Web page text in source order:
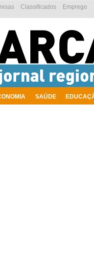
SAÚDE
Emprego
Classificados